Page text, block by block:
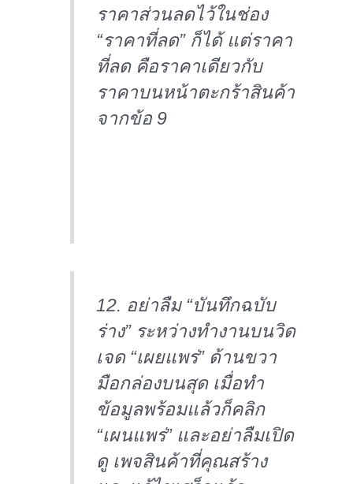
ราคาส่วนลดไว้ในช่อง
“ราคาที่ลด” ก็ได้ แต่ราคา
ที่ลด คือราคาเดียวกับ
ราคาบนหน้าตะกร้าสินค้า
จากข้อ 9
12. อย่าลืม “บันทึกฉบับ
ร่าง” ระหว่างทำงานบนวิด
เจด “เผยแพร่” ด้านขวา
มือกล่องบนสุด เมื่อทำ
ข้อมูลพร้อมแล้วก็คลิก
“เผนแพร่” และอย่าลืมเปิด
ดู เพจสินค้าที่คุณสร้าง